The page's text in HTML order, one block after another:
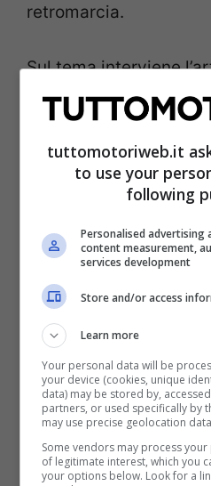
retromarcia.
Sul tema interviene
del Codice che ci dice:
sulle rampe e sugli
sostare o solo
situazioni di
inefficienza del
questi casi, il mezzo
nel più breve tempo
per la sosta di
assenza, sulla prima
marcia, evitando
ingombro delle corsie
tuttomotoriweb.it
to use your
following
Personalised advertising
content measurement,
services development
Store and/or access
Learn more
Your personal data will be
your device (cookies, unique
data) may be stored by,
partners, or used specifically by
may use precise geolocation
Some vendors may process
of legitimate interest, which you
your options below. Look for a